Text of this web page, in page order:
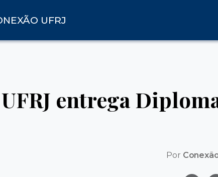
UFRJ
UFRJ entrega
Por